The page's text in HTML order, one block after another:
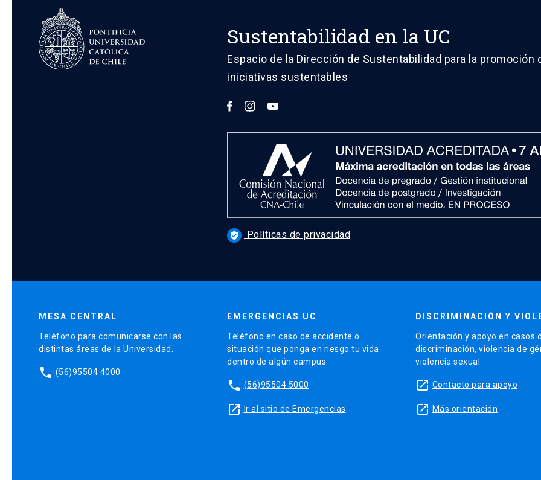
Sustentabilidad en la UC
Espacio de la Dirección de Sustentabilidad para la promoción
iniciativas sustentables
verified_user Políticas de privacidad
MESA CENTRAL
Teléfono para comunicarse con las
distintas áreas de la Universidad.
phone (56)95504 4000
EMERGENCIAS UC
Teléfono en caso de accidente o
situación que ponga en riesgo tu vida
dentro de algún campus.
phone (56)95504 5000
launch Ir al sitio de Emergencias
DISCRIMINACIÓN Y
Orientación y apoyo en casos
discriminación, violencia de
violencia sexual.
launch Contacto para apoyo
launch Más orientación